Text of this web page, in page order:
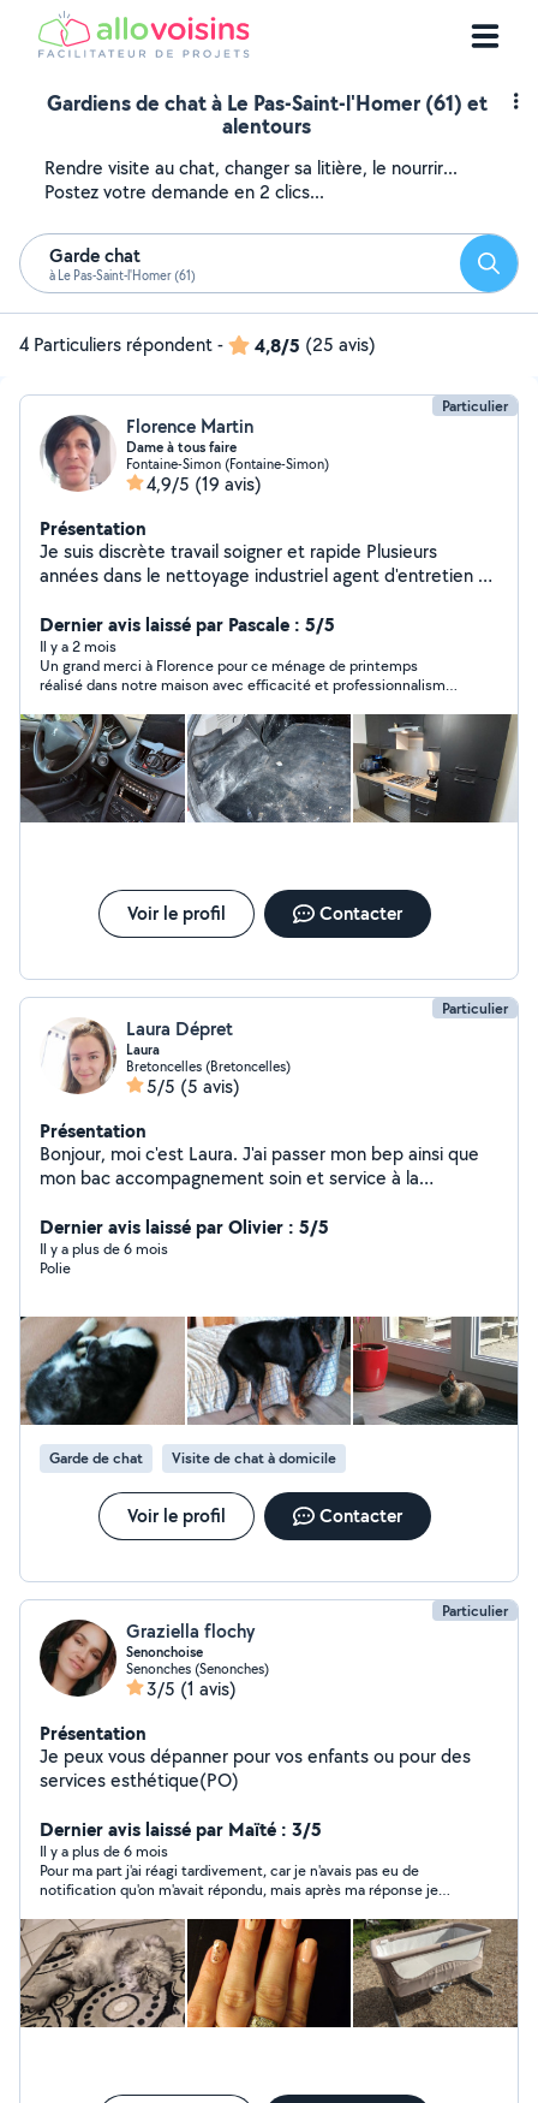
Gardiens de chat à Le Pas-Saint-l'Homer (61) et
alentours
Rendre visite au chat, changer sa litière, le nourrir...
Postez votre demande en 2 clics...
Garde chat
à Le Pas-Saint-l'Homer (61)
4 Particuliers répondent- 4,8/5 (25 avis)
Particulier
Florence Martin
Dame à tous faire
Fontaine-Simon (Fontaine-Simon)
4,9/5 (19 avis)
Présentation
Je suis discrète travail soigner et rapide Plusieurs
années dans le nettoyage industriel agent d'entretien et
directement je ne peux pas réponde à des annonce à
plus de 50km
Dernier avis laissé par Pascale : 5/5
Il y a 2 mois
Un grand merci à Florence pour ce ménage de printemps
réalisé dans notre maison avec efficacité et professionnalisme
Voir le profil Contacter
Particulier
Laura Dépret
Laura
Bretoncelles (Bretoncelles)
5/5 (5 avis)
Présentation
Bonjour, moi c'est Laura. J'ai passer mon bep ainsi que
mon bac accompagnement soin et service à la
tand qu'aide à domicile. Auprès des enfants, personnes
âgées et des animaux. J'ai également mon attestation
de connaissances des animaux de compagnie d'espèce
responsable de pension chien et chat " que j'ai obtenu
avec 17.5/20 ! J'ai pour grand projet d'ouvrir ma propre
pension animalière. Je suis à l'écoute calme et
souriante.
Dernier avis laissé par Olivier : 5/5
Il y a plus de 6 mois
Polie
Garde de chat Visite de chat à domicile
Voir le profil Contacter
Particulier
Graziella flochy
Senonchoise
Senonches (Senonches)
3/5 (1 avis)
Présentation
Je peux vous dépanner pour vos enfants ou pour des
services esthétique(PO)
Dernier avis laissé par Maïté : 3/5
Il y a plus de 6 mois
Pour ma part j'ai réagi tardivement, car je n'avais pas eu de
notification qu'on m'avait répondu, mais après ma réponse je
d'évaluation...(c'est mon premier essai sur le site).